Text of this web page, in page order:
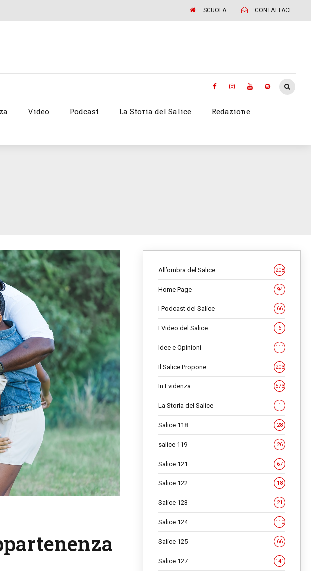
SCUOLA CONTATTACI
Video Podcast La Storia del Salice Redazione
All’ombra del Salice 208
Home Page 94
I Podcast del Salice 66
I Video del Salice 6
Idee e Opinioni 111
Il Salice Propone 203
In Evidenza 573
La Storia del Salice 1
Salice 118 28
salice 119 26
Salice 121 67
Salice 122 18
Salice 123 21
Salice 124 110
Salice 125 66
Salice 127 141